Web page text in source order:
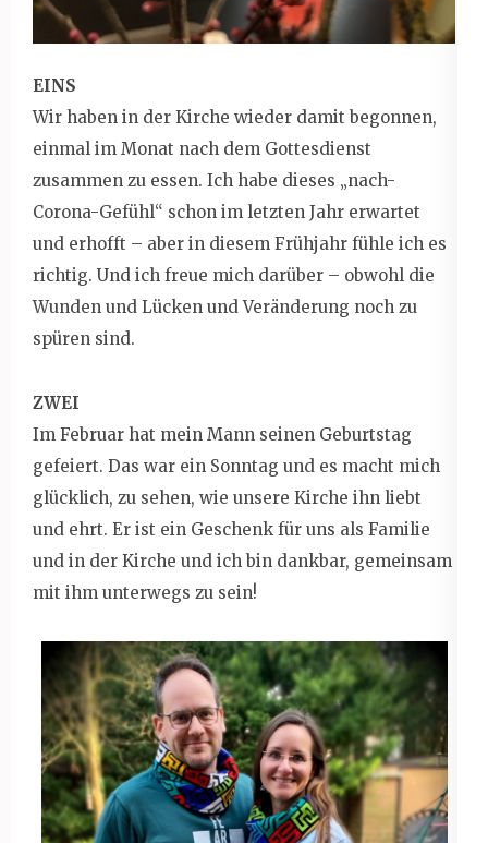
EINS
Wir haben in der Kirche wieder damit begonnen,
einmal im Monat nach dem Gottesdienst
zusammen zu essen. Ich habe dieses „nach-
Corona-Gefühl“ schon im letzten Jahr erwartet
und erhofft – aber in diesem Frühjahr fühle ich es
richtig. Und ich freue mich darüber – obwohl die
Wunden und Lücken und Veränderung noch zu
spüren sind.
ZWEI
Im Februar hat mein Mann seinen Geburtstag
gefeiert. Das war ein Sonntag und es macht mich
glücklich, zu sehen, wie unsere Kirche ihn liebt
und ehrt. Er ist ein Geschenk für uns als Familie
und in der Kirche und ich bin dankbar, gemeinsam
mit ihm unterwegs zu sein!